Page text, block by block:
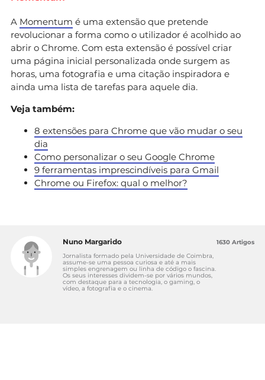
A Momentum é uma extensão que pretende
revolucionar a forma como o utilizador é acolhido ao
abrir o Chrome. Com esta extensão é possível criar
uma página inicial personalizada onde surgem as
horas, uma fotografia e uma citação inspiradora e
ainda uma lista de tarefas para aquele dia.
Veja também:
8 extensões para Chrome que vão mudar o seu
dia
Como personalizar o seu Google Chrome
9 ferramentas imprescindíveis para Gmail
Chrome ou Firefox: qual o melhor?
Nuno Margarido
Jornalista formado pela Universidade de Coimbra,
assume-se uma pessoa curiosa e até a mais
simples engrenagem ou linha de código o fascina.
Os seus interesses dividem-se por vários mundos,
com destaque para a tecnologia, o gaming, o
vídeo, a fotografia e o cinema.
1630 Artigos